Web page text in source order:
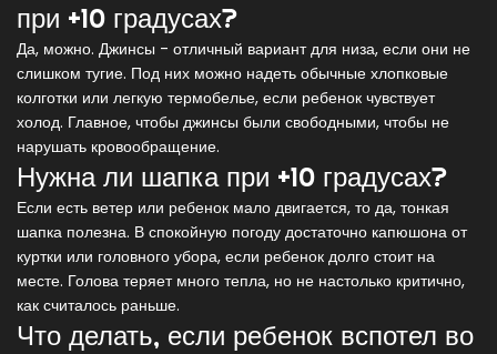
при +10 градусах?
Да, можно. Джинсы - отличный вариант для низа, если они не
слишком тугие. Под них можно надеть обычные хлопковые
колготки или легкую термобелье, если ребенок чувствует
холод. Главное, чтобы джинсы были свободными, чтобы не
нарушать кровообращение.
Нужна ли шапка при +10 градусах?
Если есть ветер или ребенок мало двигается, то да, тонкая
шапка полезна. В спокойную погоду достаточно капюшона от
куртки или головного убора, если ребенок долго стоит на
месте. Голова теряет много тепла, но не настолько критично,
как считалось раньше.
Что делать, если ребенок вспотел во